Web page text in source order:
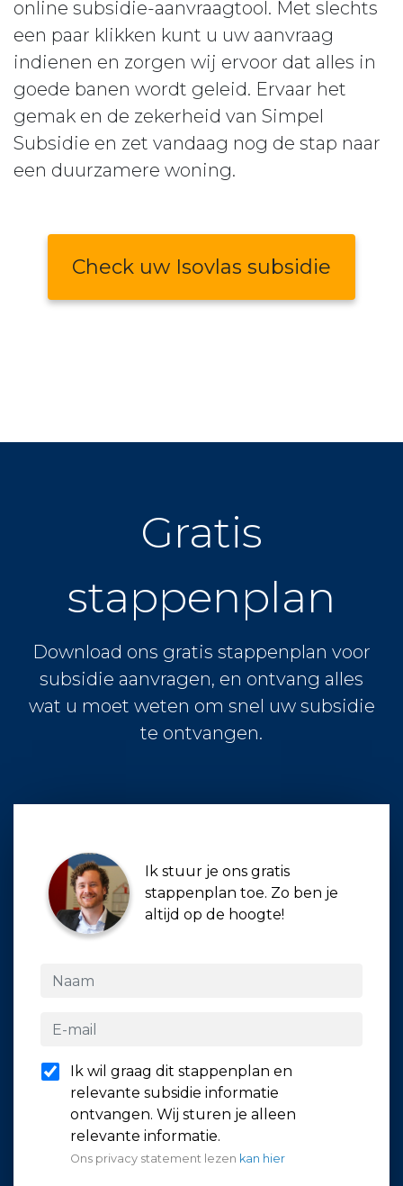
online subsidie-aanvraagtool. Met slechts
een paar klikken kunt u uw aanvraag
indienen en zorgen wij ervoor dat alles in
goede banen wordt geleid. Ervaar het
gemak en de zekerheid van Simpel
Subsidie en zet vandaag nog de stap naar
een duurzamere woning.
Check uw Isovlas subsidie
Gratis
stappenplan
Download ons gratis stappenplan voor
subsidie aanvragen, en ontvang alles
wat u moet weten om snel uw subsidie
te ontvangen.
Ik stuur je ons gratis
stappenplan toe. Zo ben je
altijd op de hoogte!
Ik wil graag dit stappenplan en
relevante subsidie informatie
ontvangen. Wij sturen je alleen
relevante informatie.
Ons privacy statement lezen kan hier